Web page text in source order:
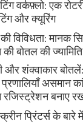
वर्कफ़्लो: एक
और क्यूरिंग
विविधता: मानक
बोतल की
और शंक्वाकार
असमान
रजिस्ट्रेशन बनाए
प्रिंटर्स के बारे में